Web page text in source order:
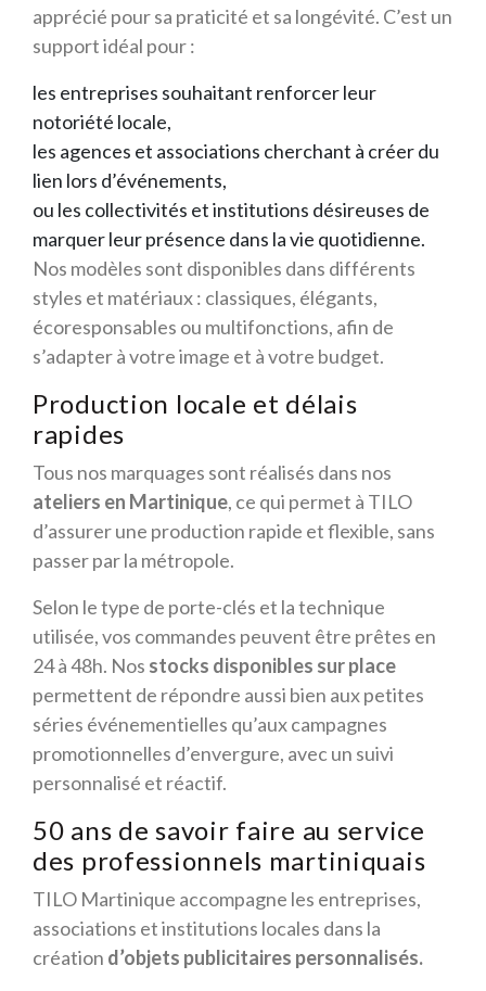
apprécié pour sa praticité et sa longévité. C’est un
support idéal pour :
les entreprises souhaitant renforcer leur
notoriété locale,
les agences et associations cherchant à créer du
lien lors d’événements,
ou les collectivités et institutions désireuses de
marquer leur présence dans la vie quotidienne.
Nos modèles sont disponibles dans différents
styles et matériaux : classiques, élégants,
écoresponsables ou multifonctions, afin de
s’adapter à votre image et à votre budget.
Production locale et délais
rapides
Tous nos marquages sont réalisés dans nos
ateliers en Martinique, ce qui permet à TILO
d’assurer une production rapide et flexible, sans
passer par la métropole.
Selon le type de porte-clés et la technique
utilisée, vos commandes peuvent être prêtes en
24 à 48h. Nos stocks disponibles sur place
permettent de répondre aussi bien aux petites
séries événementielles qu’aux campagnes
promotionnelles d’envergure, avec un suivi
personnalisé et réactif.
50 ans de savoir faire au service
des professionnels martiniquais
TILO Martinique accompagne les entreprises,
associations et institutions locales dans la
création d’objets publicitaires personnalisés.